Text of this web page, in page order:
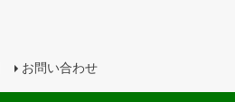
お問い合わせ